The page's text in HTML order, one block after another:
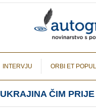
INTERVJU ORBI ET
UKRAJINA ČIM